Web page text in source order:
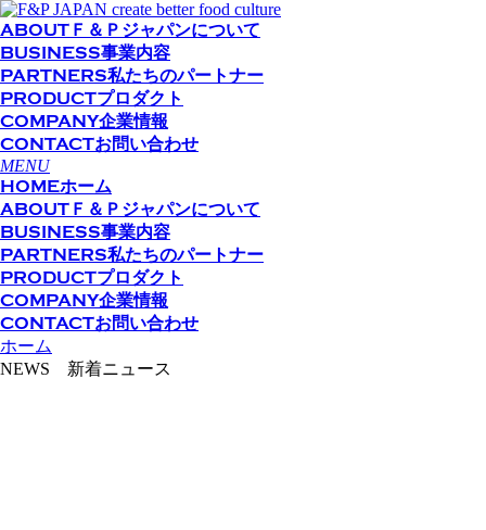
ABOUT Ｆ＆Ｐジャパンについて
BUSINESS事業内容
PARTNERS私たちのパートナー
PRODUCTプロダクト
COMPANY企業情報
CONTACTお問い合わせ
MENU
HOMEホーム
ABOUT Ｆ＆Ｐジャパンについて
BUSINESS事業内容
PARTNERS私たちのパートナー
PRODUCTプロダクト
COMPANY企業情報
CONTACTお問い合わせ
ホーム
NEWS 新着ニュース